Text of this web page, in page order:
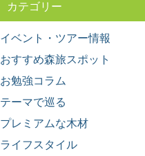
カテゴリー
イベント・ツアー情報
おすすめ森旅スポット
お勉強コラム
テーマで巡る
プレミアムな木材
ライフスタイル